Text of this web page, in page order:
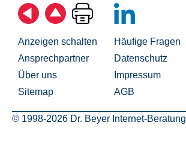
Anzeigen schalten
Ansprechpartner
Über uns
Sitemap
Häufige Fragen
Datenschutz
Impressum
AGB
© 1998-2026 Dr. Beyer Internet-Beratung